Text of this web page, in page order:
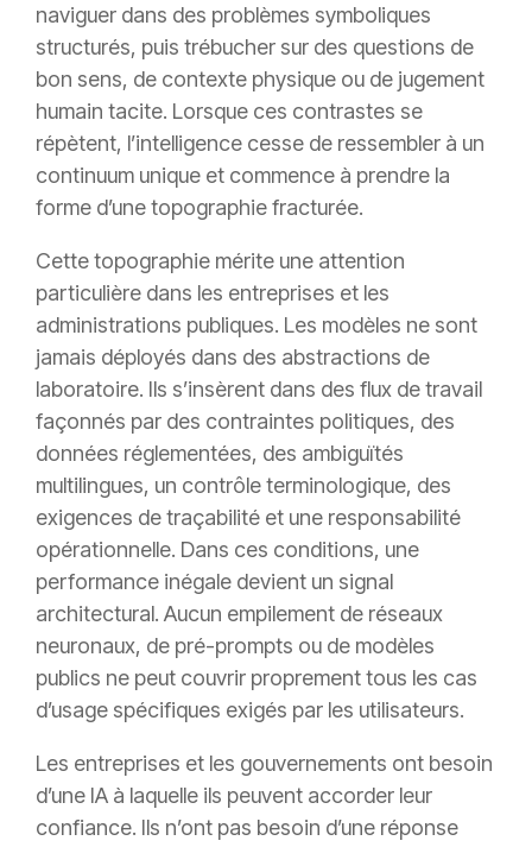
naviguer dans des problèmes symboliques
structurés, puis trébucher sur des questions de
bon sens, de contexte physique ou de jugement
humain tacite. Lorsque ces contrastes se
répètent, l’intelligence cesse de ressembler à un
continuum unique et commence à prendre la
forme d’une topographie fracturée.
Cette topographie mérite une attention
particulière dans les entreprises et les
administrations publiques. Les modèles ne sont
jamais déployés dans des abstractions de
laboratoire. Ils s’insèrent dans des flux de travail
façonnés par des contraintes politiques, des
données réglementées, des ambiguïtés
multilingues, un contrôle terminologique, des
exigences de traçabilité et une responsabilité
opérationnelle. Dans ces conditions, une
performance inégale devient un signal
architectural. Aucun empilement de réseaux
neuronaux, de pré-prompts ou de modèles
publics ne peut couvrir proprement tous les cas
d’usage spécifiques exigés par les utilisateurs.
Les entreprises et les gouvernements ont besoin
d’une IA à laquelle ils peuvent accorder leur
confiance. Ils n’ont pas besoin d’une réponse